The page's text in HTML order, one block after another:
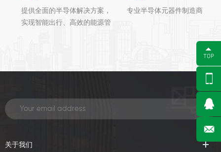
提供全面的半导体解决方案，
实现智能出行、高效的能源管
专业半导体元器件制造商
关于我们